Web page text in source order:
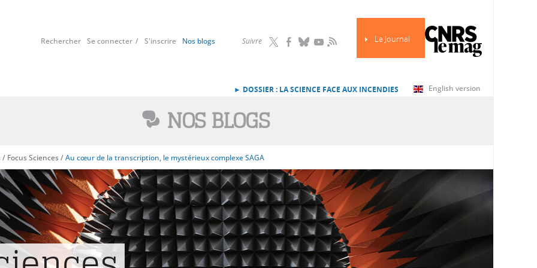
Le Journal
Suivre RSS
Rechercher Se connecter S'inscrire Nos blogs
English version
► DOSSIER : LA SCIENCE FACE AUX INCENDIES
NOS BLOGS
/ Focus Sciences/Au cœur de la transcription, le mystérieux complexe SAGA